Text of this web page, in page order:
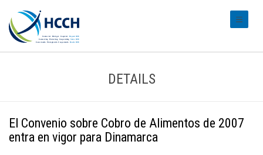
DETAILS
El Convenio sobre Cobro de Alimentos de 2007
entra en vigor para Dinamarca